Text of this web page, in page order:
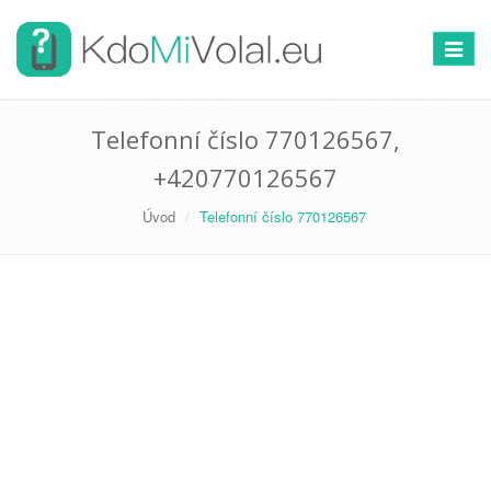
Telefonní číslo 770126567,
+420770126567
Úvod Telefonní číslo 770126567